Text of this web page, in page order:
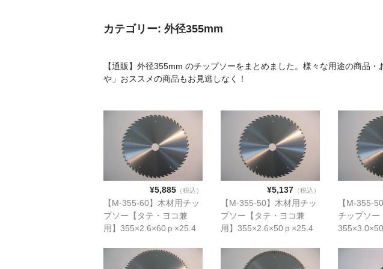
カテゴリー: 外径355mm
【通販】外径355mm のチップソーをまとめました。様々な用途の商品
や」おススメの商品もお見逃しなく！
¥5,885 （税込）
【M-355-60】木材用チッ
プソー【タテ・ヨコ兼
用】355×2.6×60ｐ×25.4
¥5,137 （税込）
【M-355-50】木材用チッ
プソー【タテ・ヨコ兼
用】355×2.6×50ｐ×25.4
【M-355-
チップソー